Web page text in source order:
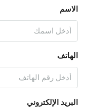
الاسم
الهاتف
البريد الإلكتروني